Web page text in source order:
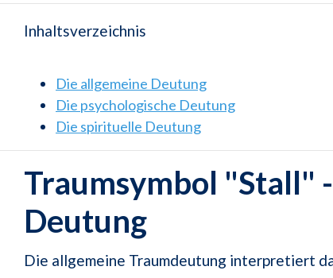
Inhaltsverzeichnis
Die allgemeine Deutung
Die psychologische Deutung
Die spirituelle Deutung
Traumsymbol "Stall"
Deutung
Die allgemeine Traumdeutung interpretiert